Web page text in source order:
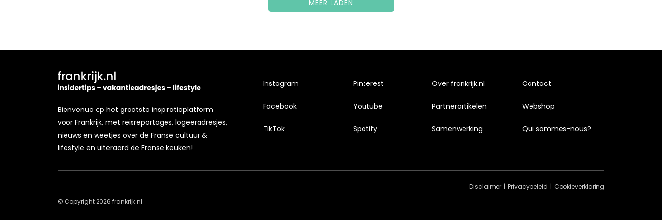
MEER LADEN
Bienvenue op het grootste inspiratieplatform
voor Frankrijk, met reisreportages, logeeradresjes,
nieuws en weetjes over de Franse cultuur &
lifestyle en uiteraard de Franse keuken!
Instagram
Facebook
TikTok
Pinterest
Youtube
Spotify
Over frankrijk.nl
Partnerartikelen
Samenwerking
Contact
Webshop
Qui sommes-nous?
© Copyright 2026 frankrijk.nl
Disclaimer Privacybeleid Cookieverklaring